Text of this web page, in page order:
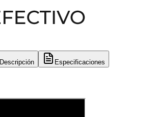
Descripción Especificaciones